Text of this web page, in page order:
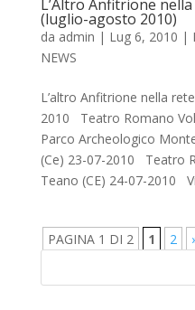
L’Altro Anfitrione
(luglio-agosto 2010)
da admin | Lug 6, 2010 |
NEWS
L’altro Anfitrione nella
2010 Teatro Romano
Parco Archeologico
(Ce) 23-07-2010 Teatro
Teano (CE) 24-07-2010
PAGINA 1 DI 2 1 2